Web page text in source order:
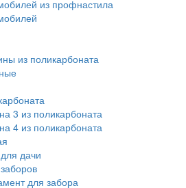
из профнастила
из поликарбоната
3 из поликарбоната
4 из поликарбоната
дачи
для забора